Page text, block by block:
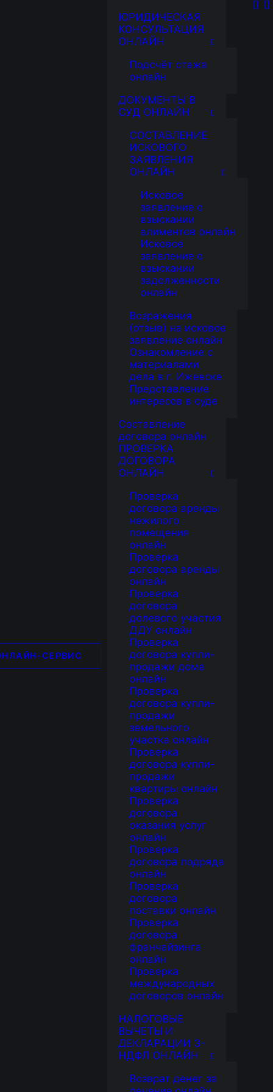
СЕРВИС
ЮРИДИЧЕСКАЯ
КОНСУЛЬТАЦИЯ
ОНЛАЙН
Подсчёт стажа
онлайн
ДОКУМЕНТЫ В
СУД ОНЛАЙН
СОСТАВЛЕНИЕ
ИСКОВОГО
ЗАЯВЛЕНИЯ
ОНЛАЙН
Исковое
заявление о
взыскании
алиментов онлайн
Исковое
заявление о
взыскании
задолженности
онлайн
Возражения
(отзыв) на исковое
заявление онлайн
Ознакомление с
материалами
дела в г. Ижевске
Представление
интересов в суде
Составление
договора онлайн
ПРОВЕРКА
ДОГОВОРА
ОНЛАЙН
Проверка
договора аренды
нежилого
помещения
онлайн
Проверка
договора аренды
онлайн
Проверка
договора
долевого участия
ДДУ онлайн
Проверка
договора купли-
продажи дома
онлайн
Проверка
договора купли-
продажи
земельного
участка онлайн
Проверка
договора купли-
продажи
квартиры онлайн
Проверка
договора
оказания услуг
онлайн
Проверка
договора подряда
онлайн
Проверка
договора
поставки онлайн
Проверка
договора
франчайзинга
онлайн
Проверка
международных
договоров онлайн
НАЛОГОВЫЕ
ВЫЧЕТЫ И
ДЕКЛАРАЦИИ 3-
НДФЛ ОНЛАЙН
Возврат денег за